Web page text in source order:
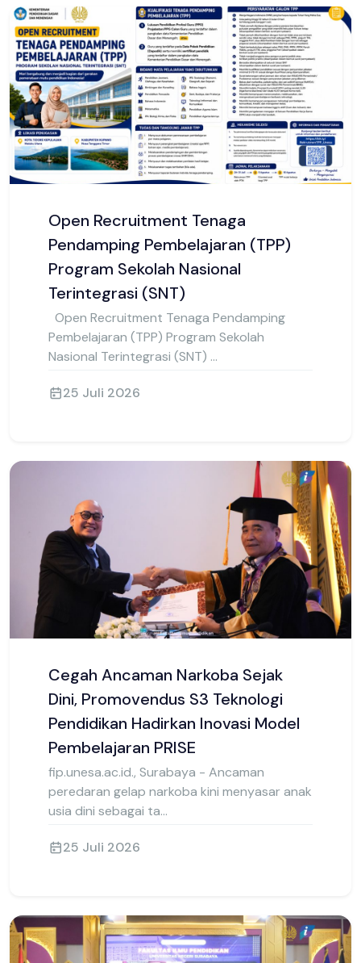
Perkuat Mutu Akademik, Prodi S1
Bimbingan dan Konseling FIP UNESA
Jalani Asesmen Lapangan
fip.unesa.ac.id SURABAYA – Fakultas Ilmu
Pendidikan (FIP) Universitas Negeri Surabaya
(UNESA) meneri...
25 Juli 2026
Pendamping Pembelajaran (TPP)
Program Sekolah Nasional
Terintegrasi (SNT)
Open Recruitment Tenaga Pendamping
Pembelajaran (TPP) Program Sekolah
Nasional Terintegrasi (SNT) ...
25 Juli 2026
Dini, Promovendus S3 Teknologi
Pendidikan Hadirkan Inovasi Model